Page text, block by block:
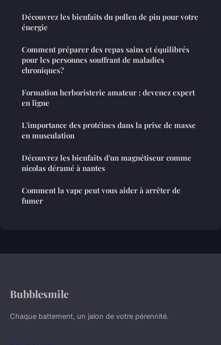
Découvrez les bienfaits du pollen de pin pour votre
énergie
Comment préparer des repas sains et équilibrés
pour les personnes souffrant de maladies
chroniques?
Formation herboristerie amateur : devenez expert
en ligne
L'importance des protéines dans la prise de masse
en musculation
Découvrez les bienfaits d'un magnétiseur comme
nicolas déramé à nantes
Comment la vape peut vous aider à arrêter de
fumer
Bubblesmile
Chaque battement, un jalon de votre pérennité.